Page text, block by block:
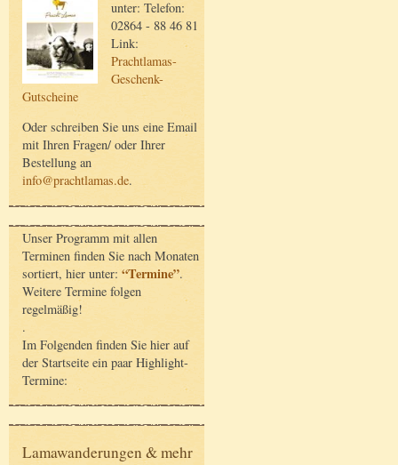
unter: Telefon:
02864 - 88 46 81
Link:
Prachtlamas-
Geschenk-
Gutscheine
Oder schreiben Sie uns eine Email
mit Ihren Fragen/ oder Ihrer
Bestellung an
info@prachtlamas.de.
Unser Programm mit allen
Terminen finden Sie nach Monaten
sortiert, hier unter: “Termine”.
Weitere Termine folgen
regelmäßig!
.
Im Folgenden finden Sie hier auf
der Startseite ein paar Highlight-
Termine:
Lamawanderungen & mehr